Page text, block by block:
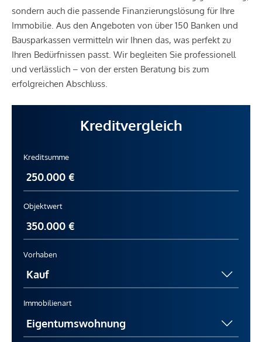
sondern auch die passende Finanzierungslösung für Ihre
Immobilie. Aus den Angeboten von über 150 Banken und
Bausparkassen vermitteln wir Ihnen das, was perfekt zu
Ihren Bedürfnissen passt. Wir begleiten Sie professionell
und verlässlich – von der ersten Beratung bis zum
erfolgreichen Abschluss.
Kreditvergleich
Kreditsumme
Objektwert
Vorhaben
Immobilienart